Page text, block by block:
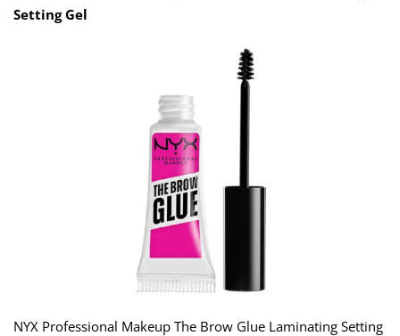
Setting Gel
NYX Professional Makeup The Brow Glue Laminating Setting